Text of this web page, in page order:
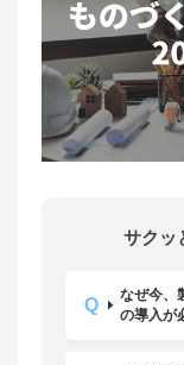
サクッ
なぜ今、
の導入が